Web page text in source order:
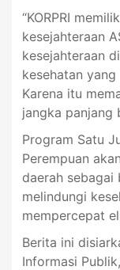
“KORPRI
kesejahteraan
kesejahteraan
kesehatan
Karena itu
jangka panjang
Program Satu
Perempuan
daerah sebagai
melindungi
mempercepat
Berita ini
Informasi